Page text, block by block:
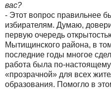
вас?
- Этот вопрос правильнее
избирателям. Думаю,
первую очередь
Мытищинского района, в
последние годы многое
работа была по-
«прозрачной» для всех
образования. Помогло в